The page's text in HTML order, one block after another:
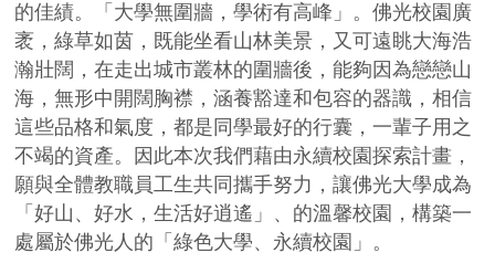
的佳績。「大學無圍牆，學術有高峰」。佛光校園廣
袤，綠草如茵，既能坐看山林美景，又可遠眺大海浩
瀚壯闊，在走出城市叢林的圍牆後，能夠因為戀戀山
海，無形中開闊胸襟，涵養豁達和包容的器識，相信
這些品格和氣度，都是同學最好的行囊，一輩子用之
不竭的資產。因此本次我們藉由永續校園探索計畫，
願與全體教職員工生共同攜手努力，讓佛光大學成為
「好山、好水，生活好逍遙」、的溫馨校園，構築一
處屬於佛光人的「綠色大學、永續校園」。